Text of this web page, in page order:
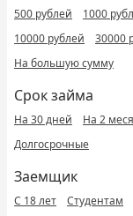
500 рублей 1000
10000 рублей
30000
На большую сумму
Срок займа
На 30 дней На 2
Долгосрочные
Заемщик
С 18 лет Студентам